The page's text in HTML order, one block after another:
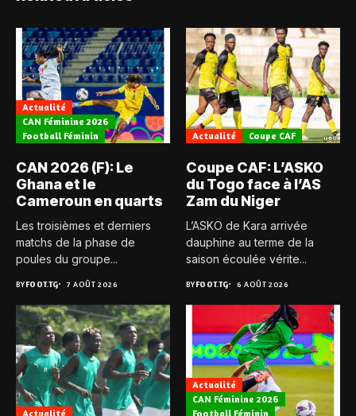
Actualité
CAN Féminine 2026
Football Féminin
CAN 2026 (F): Le
Ghana et le
Cameroun en quarts
Les troisièmes et derniers
matchs de la phase de
poules du groupe...
BYFOOT.TG 7 AOÛT 2026
Actualité Coupe CAF
Coupe CAF: L’ASKO
du Togo face à l’AS
Zam du Niger
L’ASKO de Kara arrivée
dauphine au terme de la
saison écoulée vérite...
BYFOOT.TG 6 AOÛT 2026
Actualité
Actualité
CAN Féminine 2026
Football Féminin